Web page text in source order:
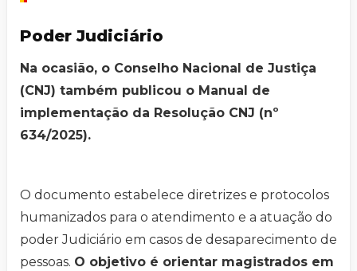
Poder Judiciário
Na ocasião, o Conselho Nacional de Justiça
(CNJ) também publicou o Manual de
implementação da Resolução CNJ (nº
634/2025).
O documento estabelece diretrizes e protocolos
humanizados para o atendimento e a atuação do
poder Judiciário em casos de desaparecimento de
pessoas. O objetivo é orientar magistrados em